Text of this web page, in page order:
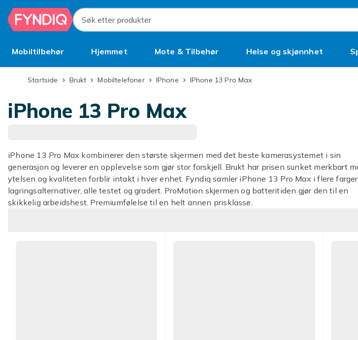
Hopp til hovedinnhold
Søk etter produkter
Mobiltilbehør Hjemmet Mote & Tilbehør Helse og skjønnhet
BruktStartside Brukt Mobiltelefoner iPhone iPhone 13 Pro Max
iPhone 13 Pro Max
iPhone 13 Pro Max kombinerer den største skjermen med det beste kamerasystemet i sin
generasjon og leverer en opplevelse som gjør stor forskjell. Brukt har prisen sunket merkbart
ytelsen og kvaliteten forblir intakt i hver enhet. Fyndiq samler iPhone 13 Pro Max i flere
lagringsalternativer, alle testet og gradert. ProMotion skjermen og batteritiden gjør den til en
skikkelig arbeidshest. Premiumfølelse til en helt annen prisklasse.